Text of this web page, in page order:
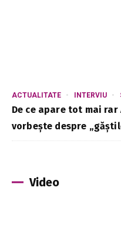
ACTUALITATE INTERVIU
De ce apare tot mai
vorbește despre
Video